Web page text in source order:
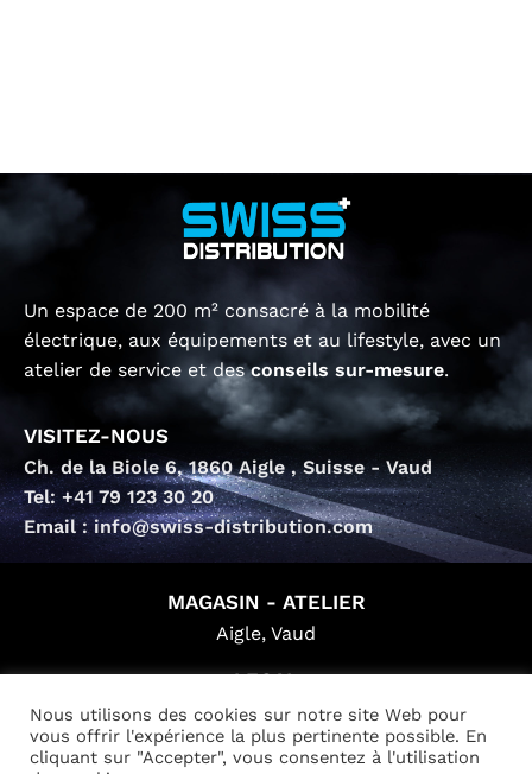
Un espace de 200 m² consacré à la mobilité
électrique, aux équipements et au lifestyle, avec un
atelier de service et desconseils sur-mesure.
VISITEZ-NOUS
Ch. de la Biole 6, 1860 Aigle , Suisse - Vaud
Tel: +41 79 123 30 20
Email : info@swiss-distribution.com
MAGASIN - ATELIER
Aigle, Vaud
LEGAL
Mentions légales
Conditions générales
Nous utilisons des cookies sur notre site Web pour
vous offrir l'expérience la plus pertinente possible. En
cliquant sur "Accepter", vous consentez à l'utilisation